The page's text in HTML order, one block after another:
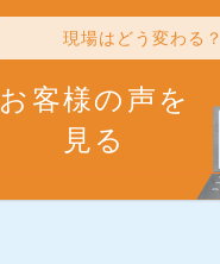
現場はどう変わる？
お客様の声を
見る